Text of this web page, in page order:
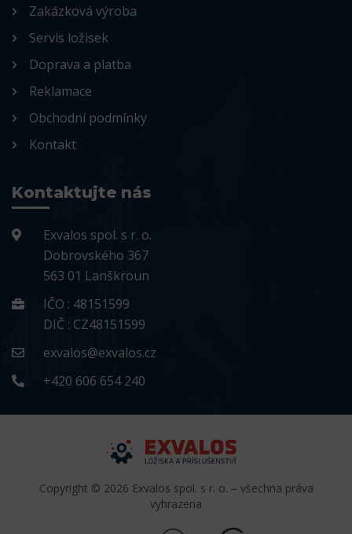
Zakázková výroba
Servis ložisek
Doprava a platba
Reklamace
Obchodní podmínky
Kontakt
Kontaktujte nás
Exvalos spol. s r. o.
Dobrovského 367
563 01 Lanškroun
IČO : 48151599
DIČ : CZ48151599
exvalos@exvalos.cz
+420 606 654 240
Copyright © 2026 Exvalos spol. s r. o. – všechna práva
vyhrazena